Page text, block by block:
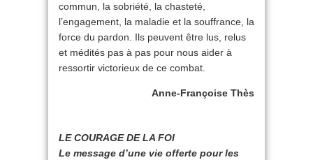
commun, la sobriété, la chasteté,
l’engagement, la maladie et la souffrance, la
force du pardon. Ils peuvent être lus, relus
et médités pas à pas pour nous aider à
ressortir victorieux de ce combat.
Anne-Françoise Thès
LE COURAGE DE LA FOI
Le message d’une vie offerte pour les